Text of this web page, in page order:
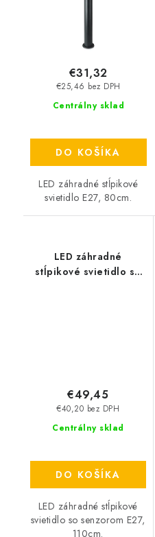
Centrálny sklad
€25,46 bez DPH
€31,32
DO KOŠÍKA
LED záhradné stĺpikové
svietidlo E27, 80cm.
LED záhradné
stĺpikové svietidlo so
Centrálny sklad
€40,20 bez DPH
€49,45
DO KOŠÍKA
LED záhradné stĺpikové
svietidlo so senzorom E27,
110cm.